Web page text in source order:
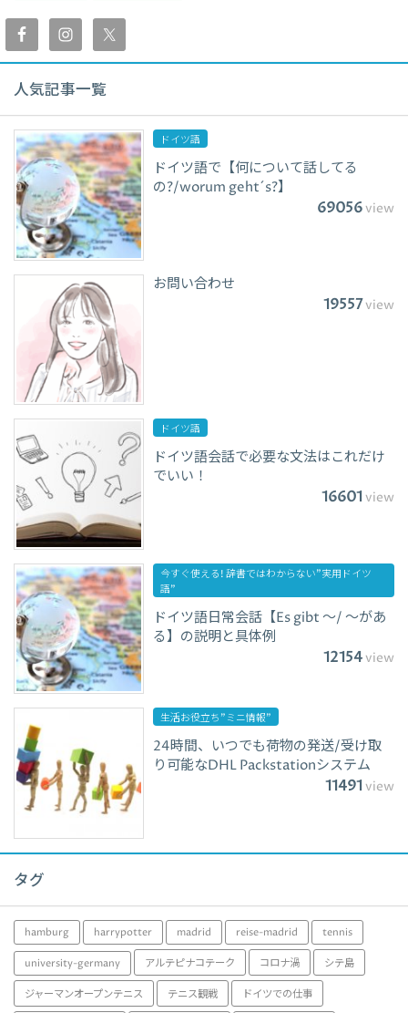
人気記事一覧
ドイツ語
ドイツ語で【何について話してる
の?/worum geht´s?】
69056view
お問い合わせ
19557view
ドイツ語
ドイツ語会話で必要な文法はこれだけ
でいい！
16601view
今すぐ使える! 辞書ではわからない”実用ドイツ
語”
ドイツ語日常会話【Es gibt ～/ ～があ
る】の説明と具体例
12154view
生活お役立ち”ミニ情報”
24時間、いつでも荷物の発送/受け取
り可能なDHL Packstationシステム
11491view
タグ
hamburg harrypotter madrid reise-madrid tennis
university-germany アルテピナコテーク コロナ渦 シテ島
ジャーマンオープンテニス テニス観戦 ドイツでの仕事